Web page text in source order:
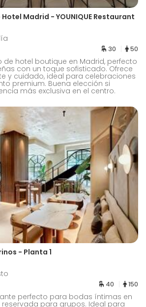
Hotel Madrid - YOUNIQUE Restaurant
30 50
de hotel boutique en Madrid, perfecto
con un toque sofisticado. Ofrece
y cuidado, ideal para celebraciones
premium. Buena elección si
más exclusiva en el centro.
- Planta 1
40 150
perfecto para bodas íntimas en
para grupos. Ideal para